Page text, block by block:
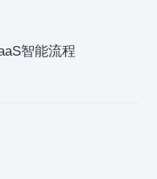
智能流程